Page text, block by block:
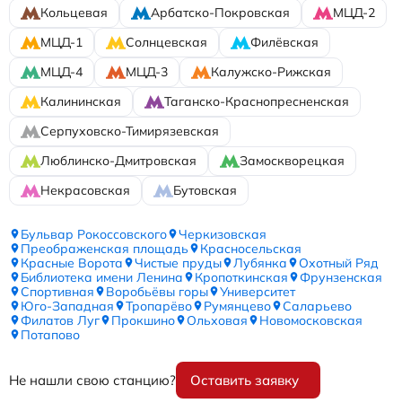
Кольцевая
Арбатско-Покровская
МЦД-2
МЦД-1
Солнцевская
Филёвская
МЦД-4
МЦД-3
Калужско-Рижская
Калининская
Таганско-Краснопресненская
Серпуховско-Тимирязевская
Люблинско-Дмитровская
Замоскворецкая
Некрасовская
Бутовская
Бульвар Рокоссовского
Черкизовская
Преображенская площадь
Красносельская
Красные Ворота
Чистые пруды Лубянка
Охотный Ряд
Библиотека имени Ленина
Кропоткинская
Фрунзенская
Спортивная
Воробьёвы горы
Университет
Юго-Западная
Тропарёво Румянцево
Саларьево
Филатов Луг
Прокшино Ольховая
Новомосковская
Потапово
Не нашли свою станцию? Оставить заявку